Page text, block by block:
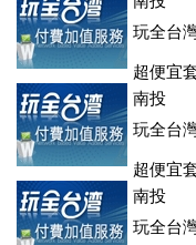
玩全台
超便宜
登、訂房系統、客房委
南投
玩全台
超便宜
登、訂房系統、客房委
南投
玩全台